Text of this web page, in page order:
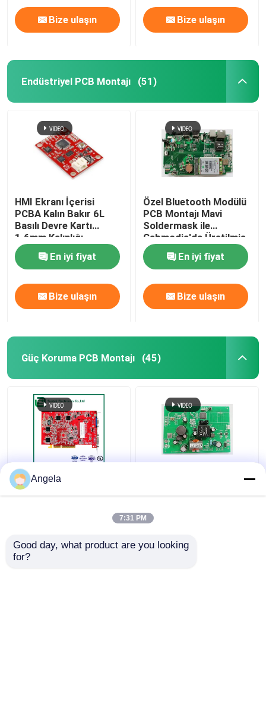
Bize ulaşın Bize ulaşın
Endüstriyel PCB Montajı (51)
HMI Ekranı İçerisi
PCBA Kalın Bakır 6L
Basılı Devre Kartı
1.6mm Kalınlığı
En iyi fiyat
Bize ulaşın
Özel Bluetooth Modülü
PCB Montajı Mavi
Soldermask ile
Cabmodia'da Üretilmiş
ve Amerikan Tarifi Yok
En iyi fiyat
Bize ulaşın
Güç Koruma PCB Montajı (45)
Çin'de 5oz Bakır CO İle
Güç Koruması İçin
Güç koruması için SMT
RoH'lar
Angela
7:31 PM
Good day, what product are you looking
for?